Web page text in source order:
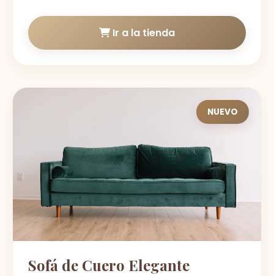
Ir a la tienda
NUEVO
Sofá de Cuero Elegante